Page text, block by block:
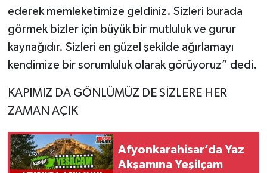
ederek memleketimize geldiniz. Sizleri burada
görmek bizler için büyük bir mutluluk ve gurur
kaynağıdır. Sizleri en güzel şekilde ağırlamayı
kendimize bir sorumluluk olarak görüyoruz” dedi.
KAPIMIZ DA GÖNLÜMÜZ DE SİZLERE HER
ZAMAN AÇIK
Afyonkarahisar’da Yaz
Akşamına Yeşilçam